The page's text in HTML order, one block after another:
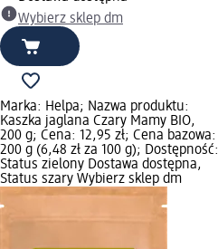
Wybierz sklep dm
Marka: Helpa; Nazwa produktu:
Kaszka jaglana Czary Mamy BIO,
200 g; Cena: 12,95 zł; Cena bazowa:
200 g (6,48 zł za 100 g); Dostępność:
Status zielony Dostawa dostępna,
Status szary Wybierz sklep dm